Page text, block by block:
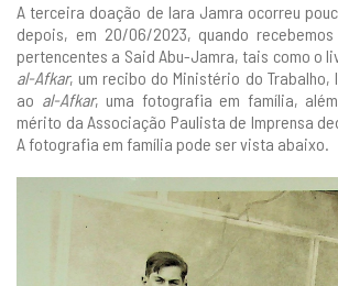
A terceira doação de Iara Jamra ocorreu
depois, em 20/06/2023, quando recebemos
pertencentes a Said Abu-Jamra, tais como o
al-Afkar, um recibo do Ministério do Trabalho,
ao al-Afkar, uma fotografia em família,
mérito da Associação Paulista de Imprensa
A fotografia em família pode ser vista abaixo.